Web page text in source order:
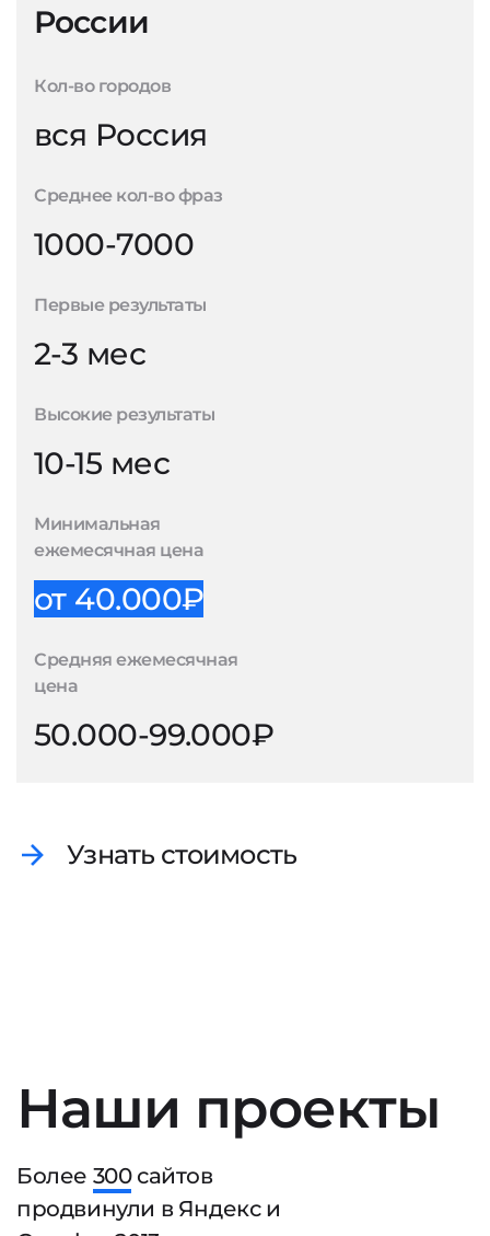
России
Кол-во городов
вся Россия
Среднее кол-во фраз
1000-7000
Первые результаты
2-3 мес
Высокие результаты
10-15 мес
Минимальная
ежемесячная цена
от 40.000₽
Средняя ежемесячная
цена
50.000-99.000₽
Узнать стоимость
Наши проекты
Более 300сайтов
продвинули в Яндекс и